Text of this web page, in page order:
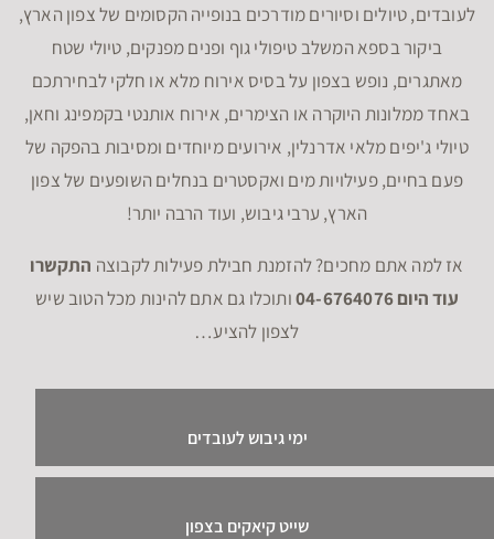
לעובדים, טיולים וסיורים מודרכים בנופייה הקסומים של צפון הארץ,
ביקור בספא המשלב טיפולי גוף ופנים מפנקים, טיולי שטח
מאתגרים, נופש בצפון על בסיס אירוח מלא או חלקי לבחירתכם
באחד ממלונות היוקרה או הצימרים, אירוח אותנטי בקמפינג וחאן,
טיולי ג'יפים מלאי אדרנלין, אירועים מיוחדים ומסיבות בהפקה של
פעם בחיים, פעילויות מים ואקסטרים בנחלים השופעים של צפון
הארץ, ערבי גיבוש, ועוד הרבה יותר!
אז למה אתם מחכים? להזמנת חבילת פעילות לקבוצה התקשרו
עוד היום 04-6764076
ותוכלו גם אתם להינות מכל הטוב שיש
לצפון להציע…
ימי גיבוש לעובדים
שייט קיאקים בצפון